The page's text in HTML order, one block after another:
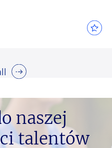
naszej
talentów